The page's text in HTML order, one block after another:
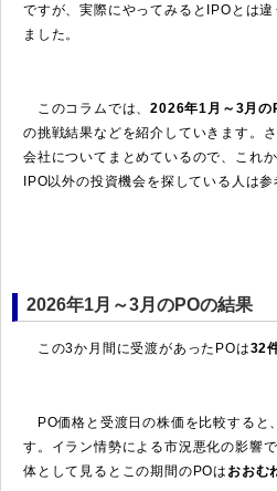
ですが、実際にやってみるとIPOとは
ました。
このコラムでは、2026年1月～3月の
の挑戦結果などを紹介していきます。
会社についてまとめているので、これ
IPO以外の投資機会を探している人は
2026年1月～3月のPOの結果
この3か月間に受渡があったPOは32
PO価格と受渡日の株価を比較すると
す。イラン情勢による市況悪化の影響
体として見るとこの期間のPOは おおむ